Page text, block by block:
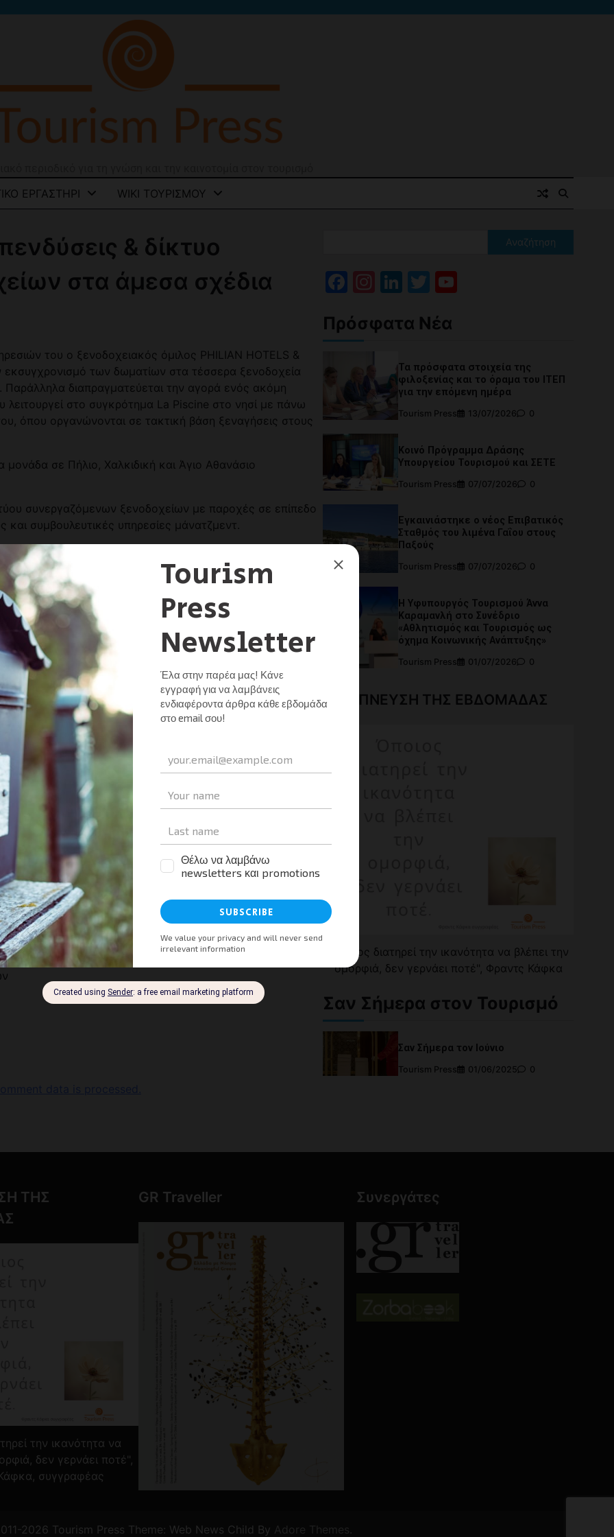
ΕΡΓΑΣΤΉΡΙ WIKI ΤΟΥΡΙΣΜΟΎ
& δίκτυο
στα άμεσα σχέδια
του ο ξενοδοχειακός όμιλος PHILIAN HOTELS &
εκσυγχρονισμό των δωματίων στα τέσσερα ξενοδοχεία
Παράλληλα διαπραγματεύεται την αγορά ενός ακόμη
λειτουργεί στο συγκρότημα La Piscine στο νησί με πάνω
όπου οργανώνονται σε τακτική βάση ξεναγήσεις στους
σε Πήλιο, Χαλκιδική και Άγιο Αθανάσιο
συνεργαζόμενων ξενοδοχείων με παροχές σε επίπεδο
συμβουλευτικές υπηρεσίες μάνατζμεντ.
Κουκουλάκης που είναι και Πρόεδρος της Ένωσης
παρά τους δύσκολους καιρούς για να
μας, προκειμένου να ανταποκριθούμε στη διεθνή
– να καταστήσουμε τη Σκιάθο ακόμα πιο ελκυστικό
πρόσφατα ως Ένωση για την υλοποίηση συγκεκριμένων
έπειτα από τη συνεργασία μας με την
Σκοπός μας είναι να συνδράμουμε ως επαγγελματίες
προβολής και ενίσχυσης της παρουσίας της
της τουριστικής περιόδου και, σε δεύτερο επίπεδο, το
το τουριστικό προϊόν του νησιού. Στην προσπάθεια που
διεθνείς συνεργασίες και συμμαχίες και
τουλάχιστον ως προς την ανταπόκριση,
αεροπορικές εταιρίες και ταξιδιωτικούς φορείς του
προϊόντος της Σκιάθου.
Next:
Τουριστική τεχνογνωσία στην Ινδονησία
Αναζήτηση
Facebook
Instagram
LinkedIn
Twitter
Πρόσφατα Νέα
Τα πρόσφατα στοιχεία της
φιλοξενίας και το όραμα του ΙΤΕΠ
για την επόμενη ημέρα
Tourism Press 13/07/2026 0
Κοινό Πρόγραμμα Δράσης
Υπουργείου Τουρισμού και ΣΕΤΕ
Tourism Press 07/07/2026 0
Εγκαινιάστηκε ο νέος Επιβατικός
Σταθμός του λιμένα Γαΐου στους
Παξούς
Tourism Press 07/07/2026 0
Η Υφυπουργός Τουρισμού Άννα
Καραμανλή στο Συνέδριο
«Αθλητισμός και Τουρισμός ως
όχημα Κοινωνικής Ανάπτυξης»
Tourism Press 01/07/2026 0
Η ΕΜΠΝΕΥΣΗ ΤΗΣ ΕΒΔΟΜΑΔΑΣ
"Όποιος διατηρεί την ικανότητα να βλέπει την
ομορφιά, δεν γερνάει ποτέ", Φραντς Κάφκα
Σαν Σήμερα στον Τουρισμό
Σαν Σήμερα τον Ιούνιο
Tourism Press 01/06/2025 0
ΤΗΣ
την ικανότητα να
δεν γερνάει ποτέ",
συγγραφέας
GR Traveller Συνεργάτες
2026 Tourism Press Theme: Web News Child By Adore Themes.